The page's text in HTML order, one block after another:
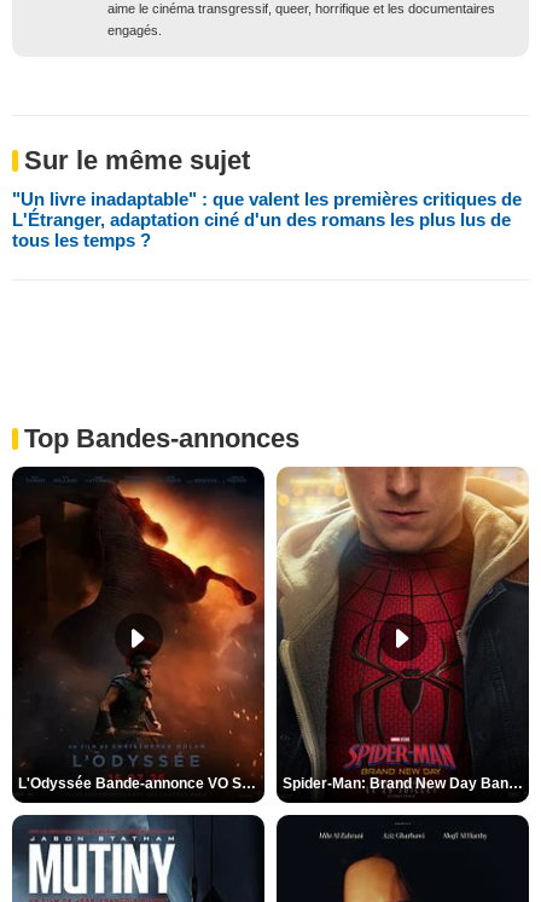
aime le cinéma transgressif, queer, horrifique et les documentaires
engagés.
Sur le même sujet
"Un livre inadaptable" : que valent les premières critiques de
L'Étranger, adaptation ciné d'un des romans les plus lus de
tous les temps ?
Top Bandes-annonces
L'Odyssée Bande-annonce VO STFR Spider-Man: Brand New Day Bande-annonce VO STFR